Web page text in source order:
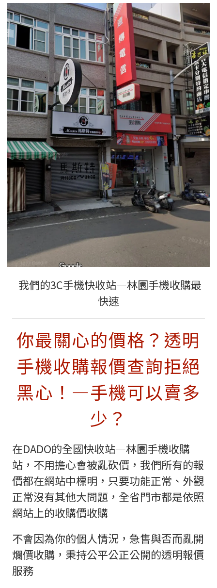
我們的3C手機快收站—林園手機收購最
快速
你最關心的價格？透明
手機收購報價查詢拒絕
黑心！—手機可以賣多
少？
在DADO的全國快收站—林園手機收購
站，不用擔心會被亂砍價，我們所有的報
價都在網站中標明，只要功能正常、外觀
正常沒有其他大問題，全省門市都是依照
網站上的收購價收購
不會因為你的個人情況，急售與否而亂開
爛價收購，秉持公平公正公開的透明報價
服務